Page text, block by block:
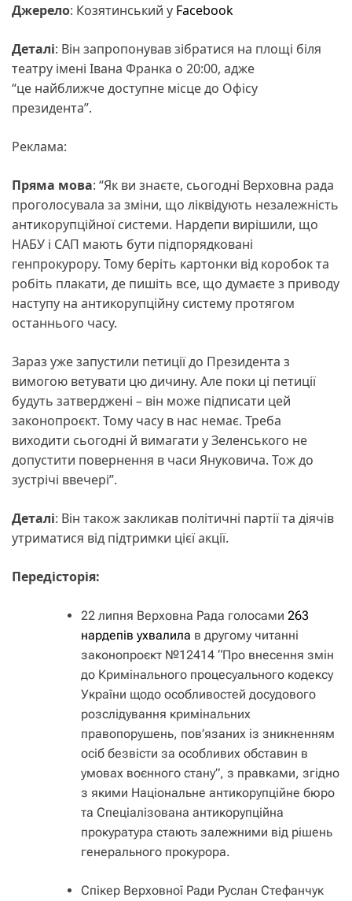
Джерело: Козятинський у Facebook
Деталі: Він запропонував зібратися на площі біля
театру імені Івана Франка о 20:00, адже
“це найближче доступне місце до Офісу
президента”.
Реклама:
Пряма мова: “Як ви знаєте, сьогодні Верховна рада
проголосувала за зміни, що ліквідують незалежність
антикорупційної системи. Нардепи вирішили, що
НАБУ і САП мають бути підпорядковані
генпрокурору. Тому беріть картонки від коробок та
робіть плакати, де пишіть все, що думаєте з приводу
наступу на антикорупційну систему протягом
останнього часу.
Зараз уже запустили петиції до Президента з
вимогою ветувати цю дичину. Але поки ці петиції
будуть затверджені – він може підписати цей
законопроєкт. Тому часу в нас немає. Треба
виходити сьогодні й вимагати у Зеленського не
допустити повернення в часи Януковича. Тож до
зустрічі ввечері”.
Деталі: Він також закликав політичні партії та діячів
утриматися від підтримки цієї акції.
Передісторія:
22 липня Верховна Рада голосами 263
нардепів ухвалила в другому читанні
законопроєкт №12414 “Про внесення змін
до Кримінального процесуального кодексу
України щодо особливостей досудового
розслідування кримінальних
правопорушень, пов’язаних із зникненням
осіб безвісти за особливих обставин в
умовах воєнного стану”, з правками, згідно
з якими Національне антикорупційне бюро
та Спеціалізована антикорупційна
прокуратура стають залежними від рішень
генерального прокурора.
Спікер Верховної Ради Руслан Стефанчук